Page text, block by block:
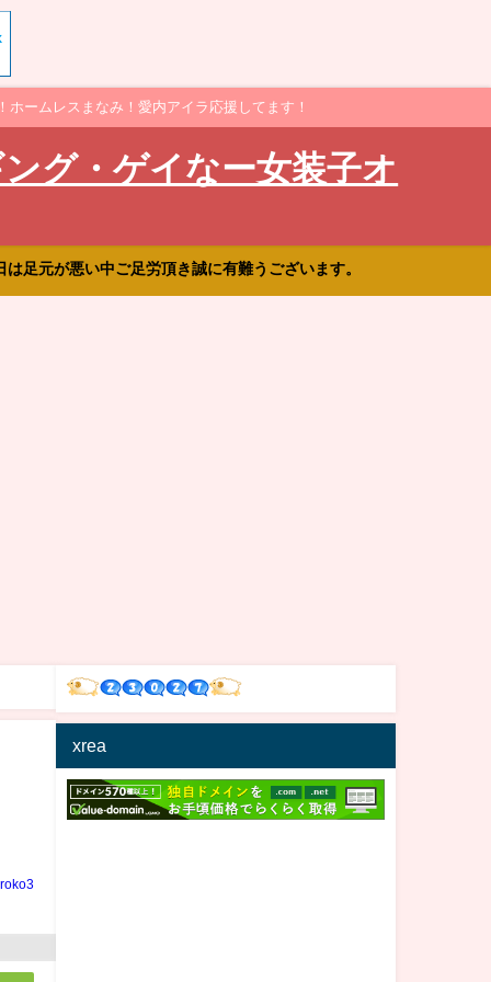
ームレスまなみ！愛内アイラ応援してます！
グ・ゲイなー女装子オ
足元が悪い中ご足労頂き誠に有難うございます。
xrea